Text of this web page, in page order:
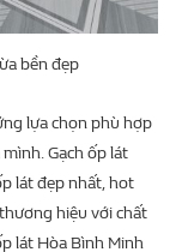
bền đẹp
lựa chọn phù hợp
Gạch ốp lát
lát đẹp nhất, hot
hiệu với chất
lát Hòa Bình Minh